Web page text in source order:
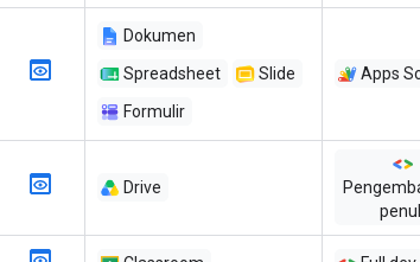
Dokumen
Spreadsheet
Slide
Formulir
Apps
Drive